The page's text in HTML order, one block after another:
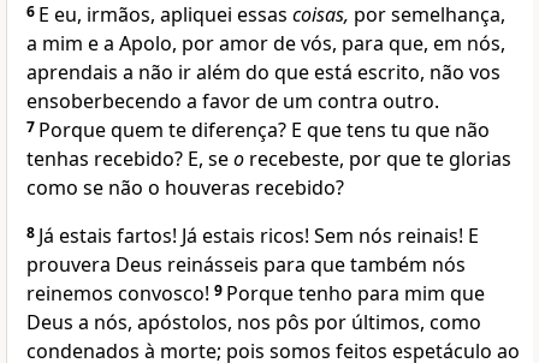
6 E eu, irmãos, apliquei essas coisas, por semelhança,
a mim e a Apolo, por amor de vós, para que, em nós,
aprendais a não ir além do que está escrito, não vos
ensoberbecendo a favor de um contra outro.
7 Porque quem te diferença? E que tens tu que não
tenhas recebido? E, seo recebeste, por que te glorias
como se não o houveras recebido?
8 Já estais fartos! Já estais ricos! Sem nós reinais! E
prouvera Deus reinásseis para que também nós
reinemos convosco! 9 Porque tenho para mim que
Deus a nós, apóstolos, nos pôs por últimos, como
condenados à morte; pois somos feitos espetáculo ao